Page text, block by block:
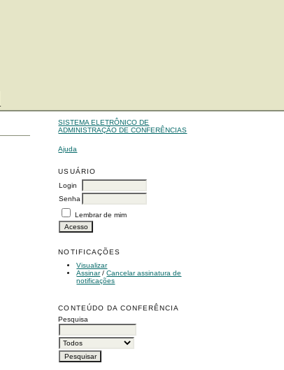
SISTEMA ELETRÔNICO DE
ADMINISTRAÇÃO DE CONFERÊNCIAS
Ajuda
USUÁRIO
Login
Senha
Lembrar de mim
NOTIFICAÇÕES
Visualizar
Assinar/Cancelar assinatura de
notificações
CONTEÚDO DA CONFERÊNCIA
Pesquisa